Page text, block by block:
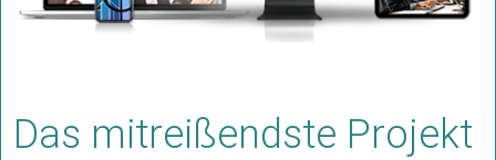
Das mitreißendste Projekt